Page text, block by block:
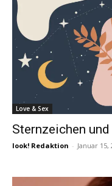
Love & Sex
Sternzeichen
look! Redaktion - Januar 15,